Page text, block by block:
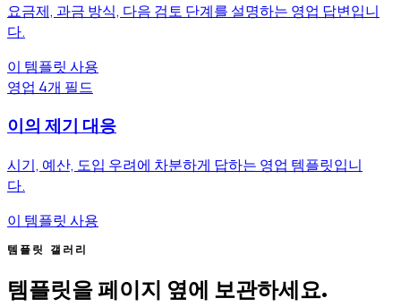
요금제, 과금 방식, 다음 검토 단계를 설명하는 영업 답변입니
다.
이 템플릿 사용
영업 4개 필드
이의 제기 대응
시기, 예산, 도입 우려에 차분하게 답하는 영업 템플릿입니
다.
이 템플릿 사용
템플릿 갤러리
템플릿을 페이지 옆에 보관하세요.